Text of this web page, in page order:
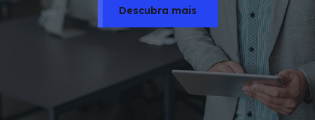
Descubra mais